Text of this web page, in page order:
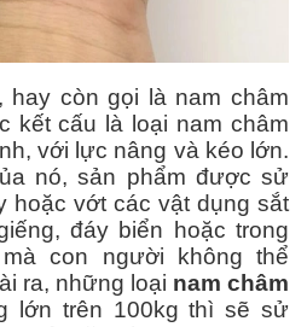
, hay còn gọi là nam châm
kết cấu là loại nam châm
với lực nâng và kéo lớn.
nó, sản phẩm được sử
hoặc vớt các vật dụng sắt
đáy biển hoặc trong
con người không thể
ra, những loại nam châm
lớn trên 100kg thì sẽ sử